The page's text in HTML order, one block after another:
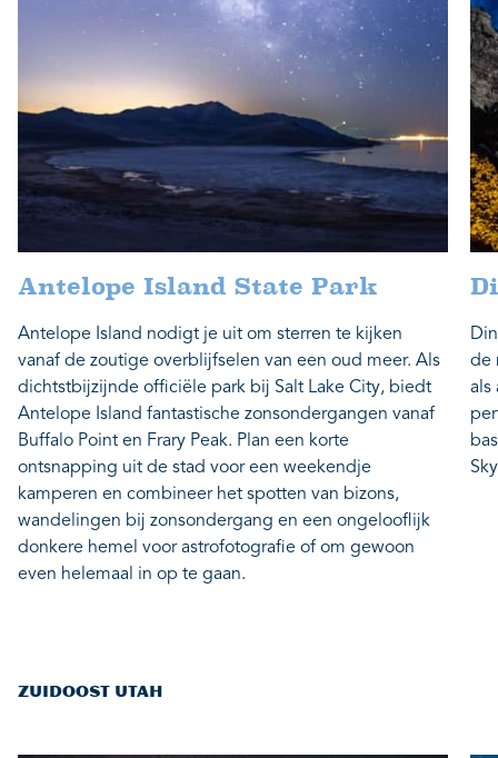
Antelope Island State Park
Antelope Island nodigt je uit om sterren te kijken
vanaf de zoutige overblijfselen van een oud meer. Als
dichtstbijzijnde officiële park bij Salt Lake City, biedt
Antelope Island fantastische zonsondergangen vanaf
Buffalo Point en Frary Peak. Plan een korte
ontsnapping uit de stad voor een weekendje
kamperen en combineer het spotten van bizons,
wandelingen bij zonsondergang en een ongelooflijk
donkere hemel voor astrofotografie of om gewoon
even helemaal in op te gaan.
de
als
ZUIDOOST UTAH